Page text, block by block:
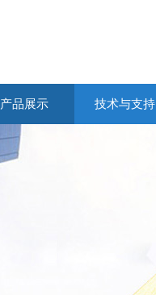
产品展示 技术与支持